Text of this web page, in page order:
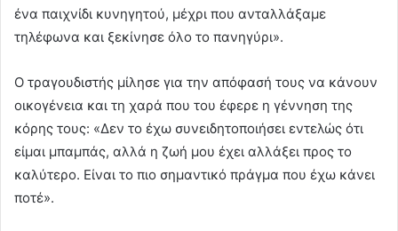
ένα παιχνίδι κυνηγητού, μέχρι που ανταλλάξαμε
τηλέφωνα και ξεκίνησε όλο το πανηγύρι».
Ο τραγουδιστής μίλησε για την απόφασή τους να κάνουν
οικογένεια και τη χαρά που του έφερε η γέννηση της
κόρης τους: «Δεν το έχω συνειδητοποιήσει εντελώς ότι
είμαι μπαμπάς, αλλά η ζωή μου έχει αλλάξει προς το
καλύτερο. Είναι το πιο σημαντικό πράγμα που έχω κάνει
ποτέ».